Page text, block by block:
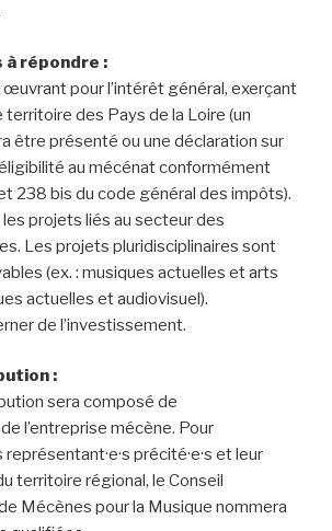
répondre :
pour l’intérêt général, exerçant
territoire des Pays de la Loire (un
être présenté ou une déclaration sur
éligibilité au mécénat conformément
238 bis du code général des impôts).
projets liés au secteur des
Les projets pluridisciplinaires sont
(ex. : musiques actuelles et arts
actuelles et audiovisuel).
de l’investissement.
:
sera composé de
l’entreprise mécène. Pour
précité·e·s et leur
territoire régional, le Conseil
Mécènes pour la Musique nommera